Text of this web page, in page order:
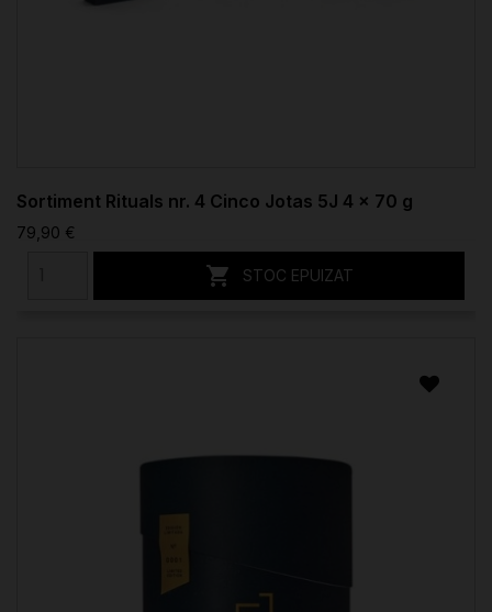
Sortiment Rituals nr. 4 Cinco Jotas 5J 4 x 70 g
79,90 €
 STOC EPUIZAT